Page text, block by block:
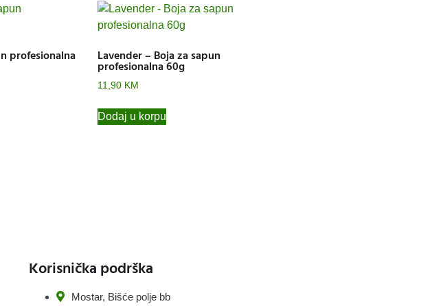
profesionalna Lavender – Boja za sapun
profesionalna 60g
11,90 KM
Dodaj u korpu
Korisnička podrška
Mostar, Bišće polje bb